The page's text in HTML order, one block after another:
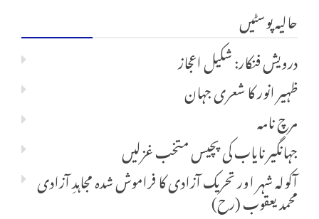
برائے:
حالیہ پوسٹیں
درویش فنکار: شکیل اعجاز
ظہیر انور کا شعری جہان
مرچ نامہ
جہانگیر نایاب کی پچیس متخب غزلیں
آکولہ شہر اور تحریک آزادی کا فراموش شدہ مجاہدِ آزادی
محمد یعقوب (رح)